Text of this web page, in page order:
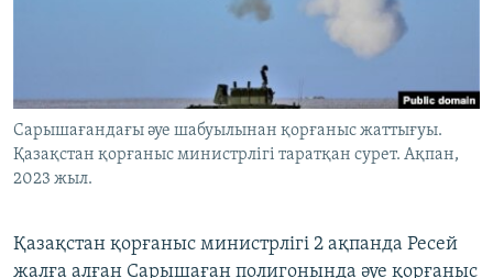
Басқа тілдерде
Сарышағандағы әуе шабуылынан қорғаныс жаттығуы.
Қазақстан қорғаныс министрлігі таратқан сурет. Ақпан,
2023 жыл.
Қазақстан қорғаныс министрлігі 2 ақпанда Ресей
жалға алған Сарышаған полигонында әуе қорғаныс